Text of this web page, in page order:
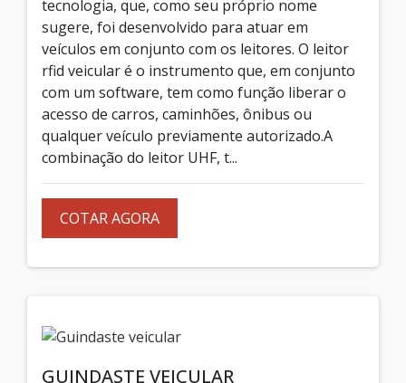
tecnologia, que, como seu próprio nome
sugere, foi desenvolvido para atuar em
veículos em conjunto com os leitores. O leitor
rfid veicular é o instrumento que, em conjunto
com um software, tem como função liberar o
acesso de carros, caminhões, ônibus ou
qualquer veículo previamente autorizado.A
combinação do leitor UHF, t...
COTAR AGORA
GUINDASTE VEICULAR